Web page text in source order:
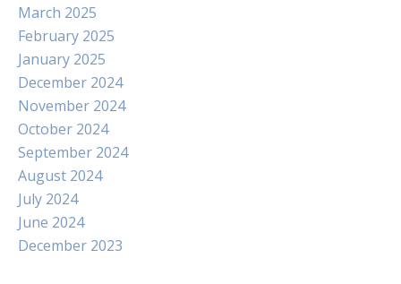
March 2025
February 2025
January 2025
December 2024
November 2024
October 2024
September 2024
August 2024
July 2024
June 2024
December 2023